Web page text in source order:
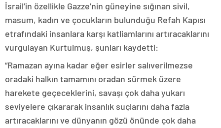
İsrail’in özellikle Gazze’nin güneyine sığınan sivil,
masum, kadın ve çocukların bulunduğu Refah Kapısı
etrafındaki insanlara karşı katliamlarını artıracaklarını
vurgulayan Kurtulmuş, şunları kaydetti:
“Ramazan ayına kadar eğer esirler salıverilmezse
oradaki halkın tamamını oradan sürmek üzere
harekete geçeceklerini, savaşı çok daha yukarı
seviyelere çıkararak insanlık suçlarını daha fazla
artıracaklarını ve dünyanın gözü önünde çok daha